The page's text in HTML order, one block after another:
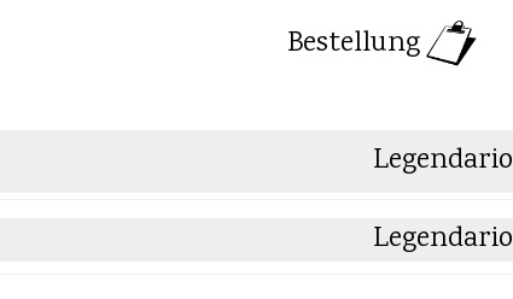
Bestellung
Legendario
Legendario